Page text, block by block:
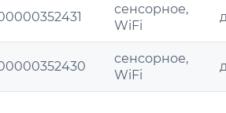
сенсорное,
WiFi
сенсорное,
WiFi